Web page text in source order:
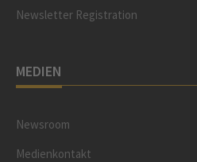
Newsletter Registration
MEDIEN
Newsroom
Medienkontakt